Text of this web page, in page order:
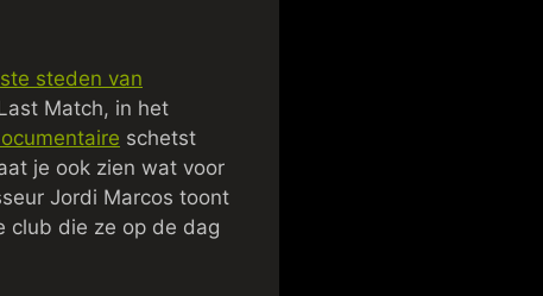
steden van
Match, in het
schetst
je ook zien wat voor
Jordi Marcos toont
club die ze op de dag